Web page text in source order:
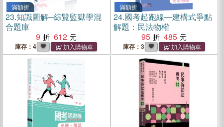
滿額折
23.知識圖解─綜覽監獄學混
合題庫
9
612
庫存：4
滿額折
24.國考起跑線―建構式爭點
解題：民法物權
95
485
庫存：3